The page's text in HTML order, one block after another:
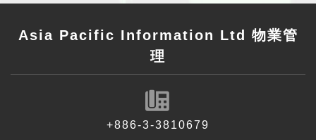
Asia Pacific Information Ltd 物業管
理
+886-3-3810679